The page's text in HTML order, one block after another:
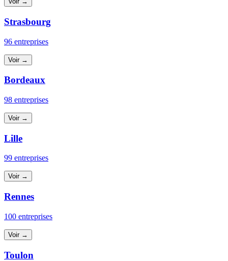
Strasbourg
96 entreprises
Voir →
Bordeaux
98 entreprises
Voir →
Lille
99 entreprises
Voir →
Rennes
100 entreprises
Voir →
Toulon